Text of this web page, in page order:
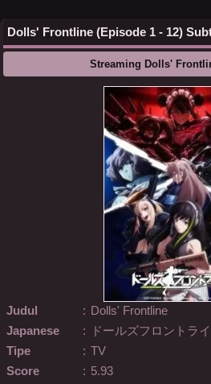
Dolls' Frontline (Episode 1 - 12)
Streaming Dolls'
Judul : Dolls' Frontline
Japanese
:
ドールズフロントラ
Tipe
: TV
Score
: 5.93